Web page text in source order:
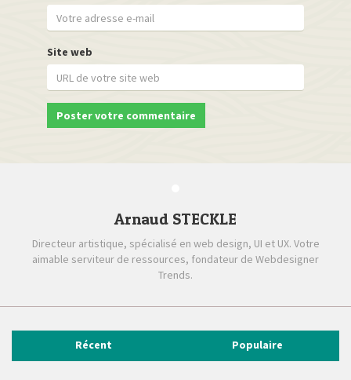
Site web
Arnaud STECKLE
Directeur artistique, spécialisé en web design, UI et UX. Votre
aimable serviteur de ressources, fondateur de Webdesigner
Trends.
Récent Populaire